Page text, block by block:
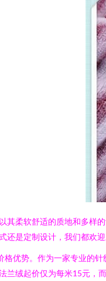
其柔软舒适的质地和多样
还是定制设计，我们都欢
优势。作为一家专业的
兰绒起价仅为每米15元，